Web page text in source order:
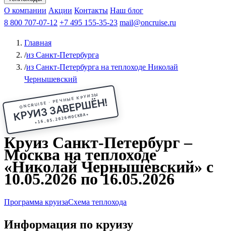
Чебоксарыиз Волгоградаиз Саратова Все города
КазаньВ Нижний НовгородВ ПермьВ Ростов-на-Дону
РыбинскНа СоловкиНа ВалаамПо ОкеПо Енисею
Афанасий Никитин Октябрьская революция
ФединАлександр СвешниковИван
МироновА.С.Попов
О компании Акции Контакты Наш блог
8 800 707-07-12 +7 495 155-35-23 mail@oncruise.ru
Главная
/из Санкт-Петербурга
/из Санкт-Петербурга на теплоходе Николай
Чернышевский
ONCRUISE · РЕЧНЫЕ КРУИЗЫ
КРУИЗ ЗАВЕРШЁН!
★16.05.2026МОСКВА★
Круиз Санкт-Петербург –
Москва на теплоходе
«Николай Чернышевский» с
10.05.2026 по 16.05.2026
Программа круизаСхема теплохода
Информация по круизу